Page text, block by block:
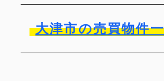
大津市の売買物件